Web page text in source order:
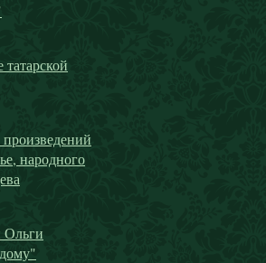
народного
Ольги